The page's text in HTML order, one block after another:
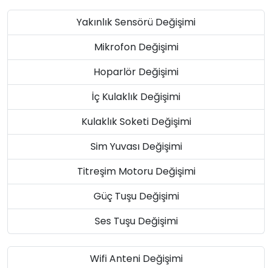
Yakınlık Sensörü Değişimi
Mikrofon Değişimi
Hoparlör Değişimi
İç Kulaklık Değişimi
Kulaklık Soketi Değişimi
Sim Yuvası Değişimi
Titreşim Motoru Değişimi
Güç Tuşu Değişimi
Ses Tuşu Değişimi
Wifi Anteni Değişimi